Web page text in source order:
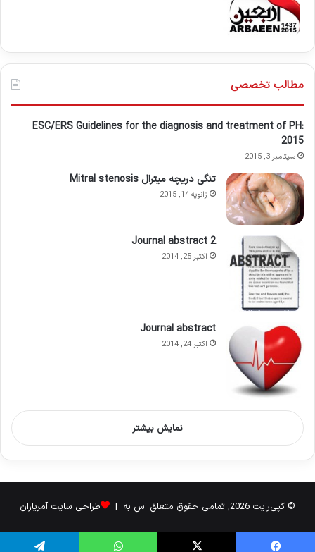
مطالب تخصصی
ESC/ERS Guidelines for the diagnosis and treatment of PH:
2015
سپتامبر 3, 2015
تنگی دریچه میترال Mitral stenosis
ژانویه 14, 2015
Journal abstract 2
اکتبر 25, 2014
Journal abstract
اکتبر 24, 2014
نمایش بیشتر
© کپی‌رایت 2026, تمامی حقوق متعلق اس به | طراحی سایت آمریاران